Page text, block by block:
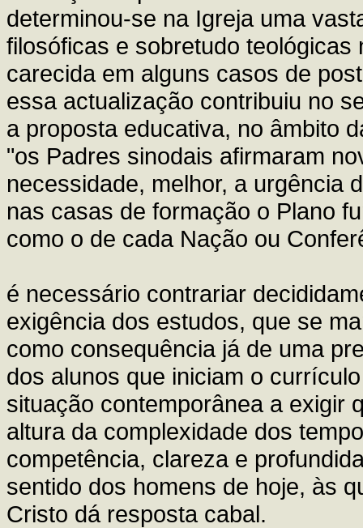
determinou-se na Igreja uma
filosóficas e sobretudo
carecida em alguns casos de
essa actualização contribuiu no
a proposta educativa, no âmbito
"os Padres sinodais afirmaram
necessidade, melhor, a urgência
nas casas de formação o Plano
como o de cada Nação ou
é necessário contrariar
exigência dos estudos, que se
como consequência já de uma
dos alunos que iniciam o
situação contemporânea a exigir
altura da complexidade dos
competência, clareza e
sentido dos homens de hoje, às
Cristo dá resposta cabal.